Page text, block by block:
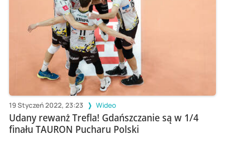
19 Styczeń 2022, 23:23 Wideo
Udany rewanż Trefla! Gdańszczanie są w 1/4
finału TAURON Pucharu Polski